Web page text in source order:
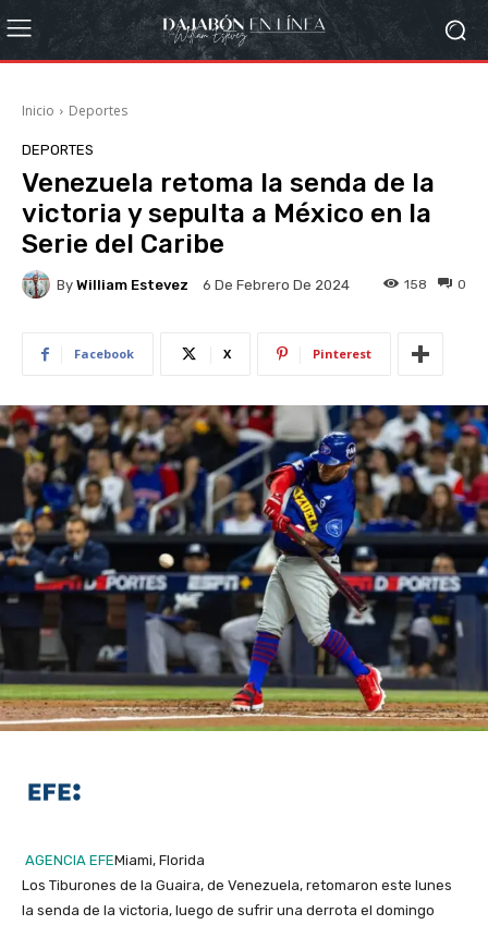
Inicio Deportes
DEPORTES
Venezuela retoma la senda de la
victoria y sepulta a México en la
Serie del Caribe
By William Estevez 6 De Febrero De 2024 0
158
Facebook X Pinterest
AGENCIA EFEMiami, Florida
Los Tiburones de la Guaira, de Venezuela, retomaron este lunes
la senda de la victoria, luego de sufrir una derrota el domingo